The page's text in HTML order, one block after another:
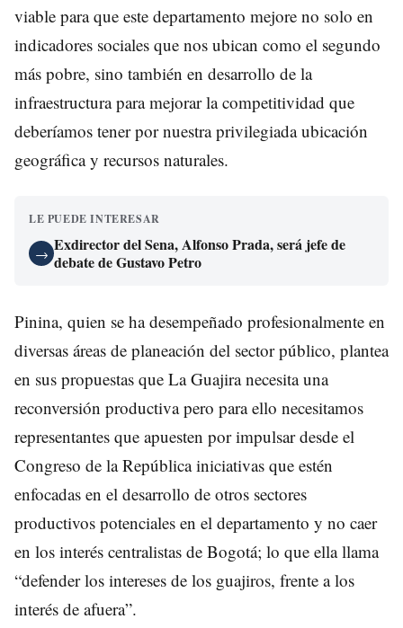
viable para que este departamento mejore no solo en
indicadores sociales que nos ubican como el segundo
más pobre, sino también en desarrollo de la
infraestructura para mejorar la competitividad que
deberíamos tener por nuestra privilegiada ubicación
geográfica y recursos naturales.
LE PUEDE INTERESAR
→ Exdirector del Sena, Alfonso Prada, será jefe de
debate de Gustavo Petro
Pinina, quien se ha desempeñado profesionalmente en
diversas áreas de planeación del sector público, plantea
en sus propuestas que La Guajira necesita una
reconversión productiva pero para ello necesitamos
representantes que apuesten por impulsar desde el
Congreso de la República iniciativas que estén
enfocadas en el desarrollo de otros sectores
productivos potenciales en el departamento y no caer
en los interés centralistas de Bogotá; lo que ella llama
“defender los intereses de los guajiros, frente a los
interés de afuera”.